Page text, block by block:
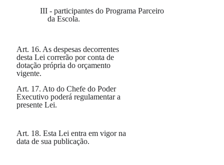
III - participantes do Programa Parceiro
da Escola.
Art. 16. As despesas decorrentes
desta Lei correrão por conta de
dotação própria do orçamento
vigente.
Art. 17. Ato do Chefe do Poder
Executivo poderá regulamentar a
presente Lei.
Art. 18. Esta Lei entra em vigor na
data de sua publicação.